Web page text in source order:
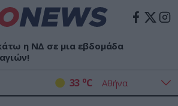
η ΝΔ σε μια εβδομάδα
33 oC